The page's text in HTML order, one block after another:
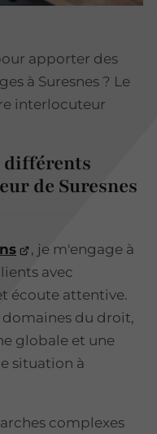
apporter des
à Suresnes ? Le
interlocuteur
différents
de Suresnes
, je m'engage à
avec
écoute attentive.
domaines du droit,
globale et une
situation à
complexes